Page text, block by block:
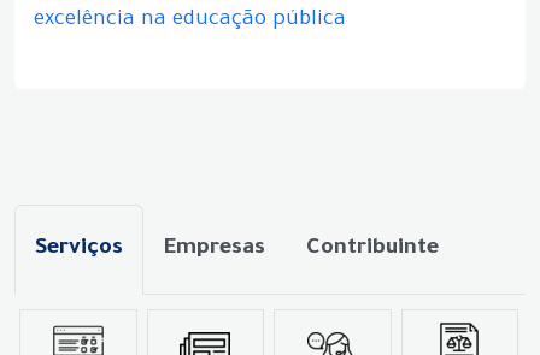
excelência na educação pública
Serviços Empresas Contribuinte